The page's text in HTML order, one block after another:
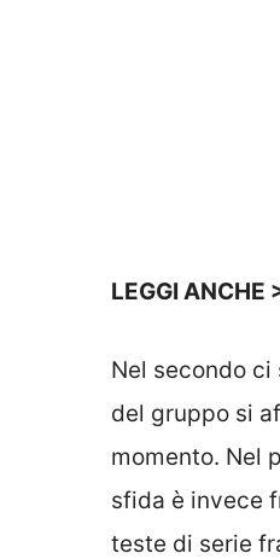
LEGGI ANCHE
Nel secondo ci
del gruppo si
momento. Nel
sfida è invece
teste di serie